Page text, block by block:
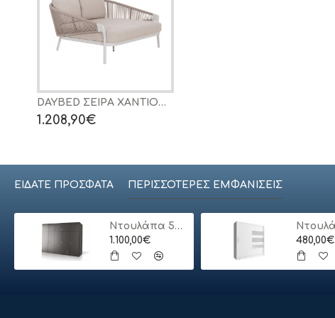
DAYBED ΣΕΙΡΑ XANTION HM6474.02 ΛΕΥΚΟ ΑΛΟΥΜΙΝΙΟ--ΣΧΟΙΝΙ--OLEFIN 157x147x88Υεκ
1.208,90€
ΕΊΔΑΤΕ ΠΡΌΣΦΑΤΑ ΠΕΡΙΣΣΌΤΕΡΕΣ ΕΜΦΑΝΊΣΕΙΣ
Ντουλάπα 5φυλλη με πατάρι
1.100,00€
480,00€